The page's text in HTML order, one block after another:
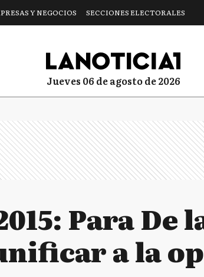
Y NEGOCIOS SECCIONES ELECTORALES
jueves 06 de agosto de 2026
Para De
a la